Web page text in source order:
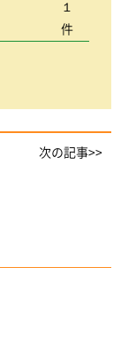
１
件
次の記事>>